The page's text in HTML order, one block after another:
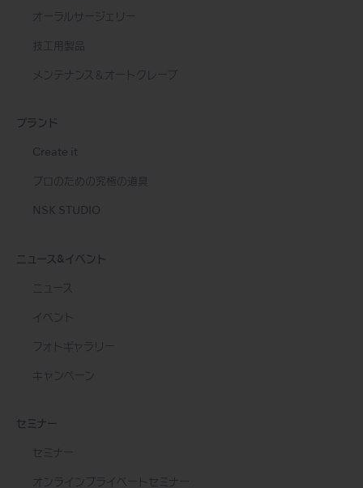
オーラルサージェリー
技工用製品
メンテナンス＆オートクレーブ
ブランド
Create it
プロのための究極の道具
NSK STUDIO
ニュース&イベント
ニュース
イベント
フォトギャラリー
キャンペーン
セミナー
セミナー
オンラインプライベートセミナー